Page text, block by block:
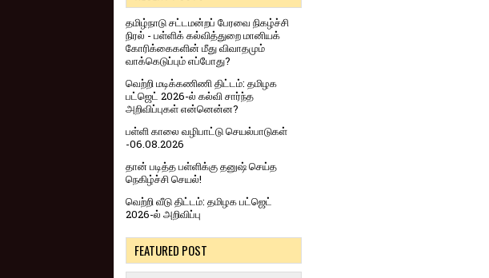
தமிழ்நாடு சட்டமன்றப் பேரவை நிகழ்ச்சி
நிரல் - பள்ளிக் கல்வித்துறை மானியக்
கோரிக்கைகளின் மீது விவாதமும்
வாக்கெடுப்பும் எப்போது?
வெற்றி மடிக்கணிணி திட்டம்: தமிழக
பட்ஜெட் 2026-ல் கல்வி சார்ந்த
அறிவிப்புகள் என்னென்ன?
பள்ளி காலை வழிபாட்டு செயல்பாடுகள்
-06.08.2026
தான் படித்த பள்ளிக்கு தனுஷ் செய்த
நெகிழ்ச்சி செயல்!
வெற்றி வீடு திட்டம்: தமிழக பட்ஜெட்
2026-ல் அறிவிப்பு
FEATURED POST